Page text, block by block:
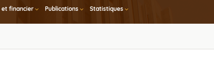
et financier Publications Statistiques